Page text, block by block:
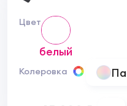
Цвет
белый
Колеровка